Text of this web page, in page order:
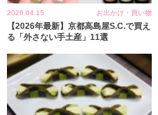
2026.04.15 お出かけ・買い物
【2026年最新】京都高島屋S.C.で買え
る「外さない手土産」11選